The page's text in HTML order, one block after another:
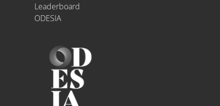
Leaderboard
ODESIA